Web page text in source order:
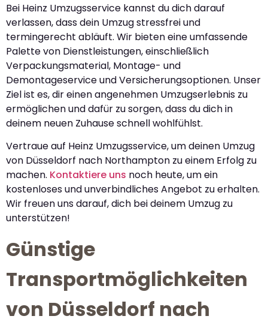
Bei Heinz Umzugsservice kannst du dich darauf
verlassen, dass dein Umzug stressfrei und
termingerecht abläuft. Wir bieten eine umfassende
Palette von Dienstleistungen, einschließlich
Verpackungsmaterial, Montage- und
Demontageservice und Versicherungsoptionen. Unser
Ziel ist es, dir einen angenehmen Umzugserlebnis zu
ermöglichen und dafür zu sorgen, dass du dich in
deinem neuen Zuhause schnell wohlfühlst.
Vertraue auf Heinz Umzugsservice, um deinen Umzug
von Düsseldorf nach Northampton zu einem Erfolg zu
machen. Kontaktiere uns noch heute, um ein
kostenloses und unverbindliches Angebot zu erhalten.
Wir freuen uns darauf, dich bei deinem Umzug zu
unterstützen!
Günstige
Transportmöglichkeiten
von Düsseldorf nach